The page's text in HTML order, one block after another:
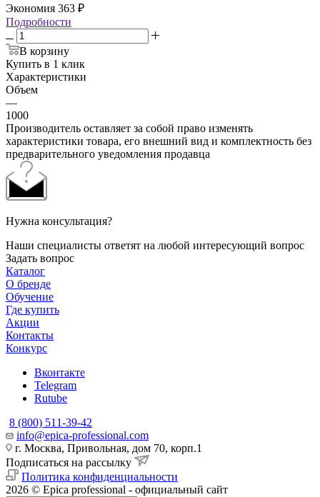
Экономия 363 ₽
Подробности
В корзину
Купить в 1 клик
Характеристики
Объем
—
1000
Производитель оставляет за собой право изменять
характеристики товара, его внешний вид и комплектность без
предварительного уведомления продавца
Нужна консультация?
Наши специалисты ответят на любой интересующий вопрос
Задать вопрос
Каталог
О бренде
Обучение
Где купить
Акции
Контакты
Конкурс
Вконтакте
Telegram
Rutube
8 (800) 511-39-42
info@epica-professional.com
г. Москва, Привольная, дом 70, корп.1
Подписаться на рассылку
Политика конфиденциальности
2026 © Epica professional - официальный сайт